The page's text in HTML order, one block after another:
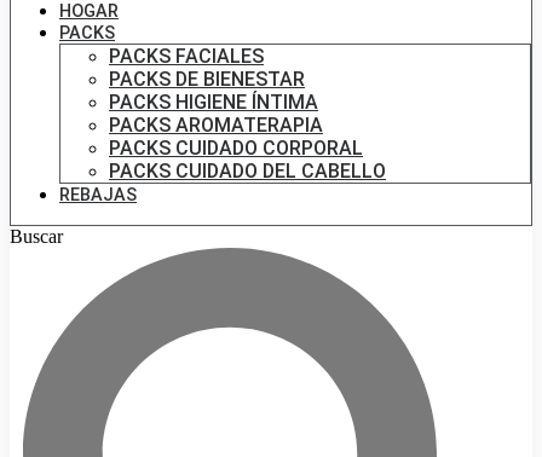
HOGAR
PACKS
PACKS FACIALES
PACKS DE BIENESTAR
PACKS HIGIENE ÍNTIMA
PACKS AROMATERAPIA
PACKS CUIDADO CORPORAL
PACKS CUIDADO DEL CABELLO
REBAJAS
Buscar